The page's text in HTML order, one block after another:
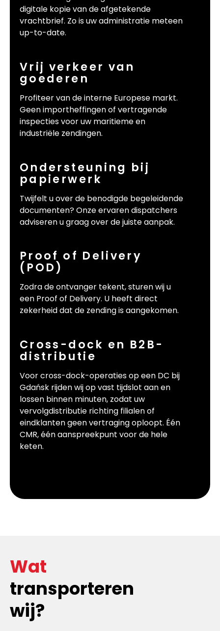
digitale kopie van de afgetekende
vrachtbrief. Zo is uw administratie meteen
up-to-date.
Vrij verkeer van
goederen
Profiteer van de interne Europese markt.
Geen importheffingen of vertragende
inspecties voor uw maritieme en
industriële zendingen.
Ondersteuning bij
papierwerk
Twijfelt u over de benodigde begeleidende
documenten? Onze ervaren dispatchers
adviseren u graag over de juiste aanpak.
Proof of Delivery
(POD)
Zodra de ontvanger tekent, sturen wij u
een Proof of Delivery. U heeft direct
zekerheid dat de zending is aangekomen.
Cross-dock en B2B-
distributie
Voor cross-dock-operaties op een DC bij
Gdańsk rijden wij op vast tijdslot aan en
lossen binnen minuten, zodat uw
vervolgdistributie richting filialen of
eindklanten geen vertraging oploopt. Één
CMR, één aanspreekpunt voor de hele
keten.
Wat
transporteren
wij?